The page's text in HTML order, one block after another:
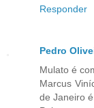
Responder
Pedro
Mulato é
Marcus
de Janeiro